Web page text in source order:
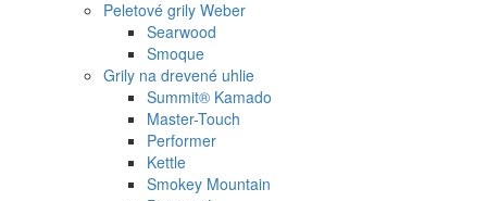
Peletové grily Weber
Searwood
Smoque
Grily na drevené uhlie
Summit® Kamado
Master-Touch
Performer
Kettle
Smokey Mountain